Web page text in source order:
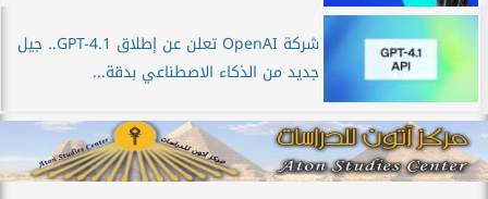
شركة OpenAI تعلن عن إطلاق GPT-4.1.. جيل
جديد من الذكاء الاصطناعي بدقة...